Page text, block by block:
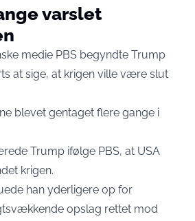
varslet
medie PBS begyndte Trump
at sige, at krigen ville være slut
blevet gentaget flere gange i
Trump ifølge PBS, at USA
krigen.
han yderligere op for
opslag rettet mod